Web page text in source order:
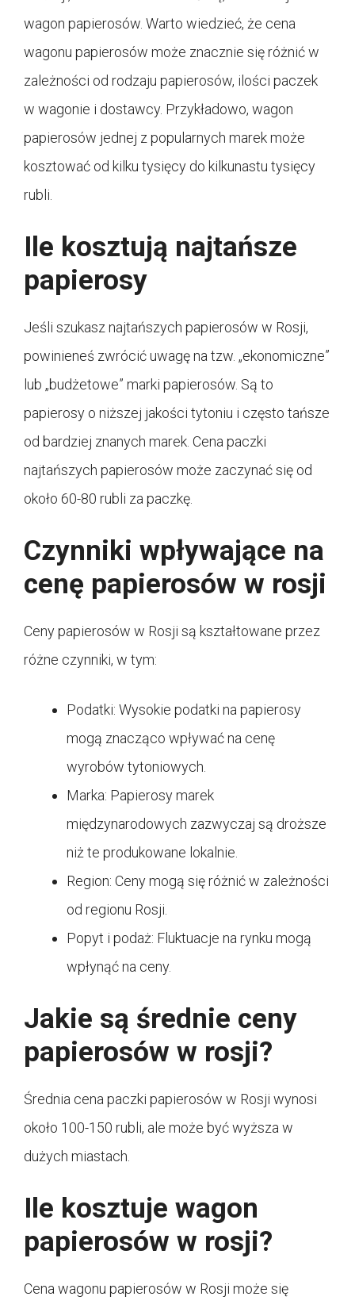
wagon papierosów. Warto wiedzieć, że cena
wagonu papierosów może znacznie się różnić w
zależności od rodzaju papierosów, ilości paczek
w wagonie i dostawcy. Przykładowo, wagon
papierosów jednej z popularnych marek może
kosztować od kilku tysięcy do kilkunastu tysięcy
rubli.
Ile kosztują najtańsze
papierosy
Jeśli szukasz najtańszych papierosów w Rosji,
powinieneś zwrócić uwagę na tzw. „ekonomiczne”
lub „budżetowe” marki papierosów. Są to
papierosy o niższej jakości tytoniu i często tańsze
od bardziej znanych marek. Cena paczki
najtańszych papierosów może zaczynać się od
około 60-80 rubli za paczkę.
Czynniki wpływające na
cenę papierosów w rosji
Ceny papierosów w Rosji są kształtowane przez
różne czynniki, w tym:
Podatki: Wysokie podatki na papierosy
mogą znacząco wpływać na cenę
wyrobów tytoniowych.
Marka: Papierosy marek
międzynarodowych zazwyczaj są droższe
niż te produkowane lokalnie.
Region: Ceny mogą się różnić w zależności
od regionu Rosji.
Popyt i podaż: Fluktuacje na rynku mogą
wpłynąć na ceny.
Jakie są średnie ceny
papierosów w rosji?
Średnia cena paczki papierosów w Rosji wynosi
około 100-150 rubli, ale może być wyższa w
dużych miastach.
Ile kosztuje wagon
papierosów w rosji?
Cena wagonu papierosów w Rosji może się